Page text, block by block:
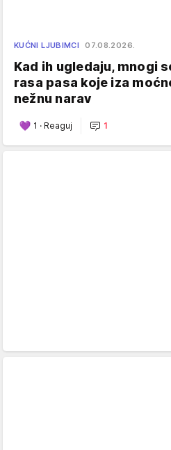
KUĆNI LJUBIMCI 07.08.2026.
Kad ih ugledaju, mnogi
rasa pasa koje iza
nežnu narav
1 · Reaguj 1